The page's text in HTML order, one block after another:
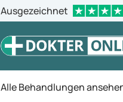
Ausgezeichnet
Alle Behandlungen